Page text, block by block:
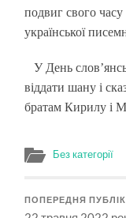
подвиг свого
української
У День
віддати шану і
братам Кирилу і
Без категорії
ПОПЕРЕДНЯ